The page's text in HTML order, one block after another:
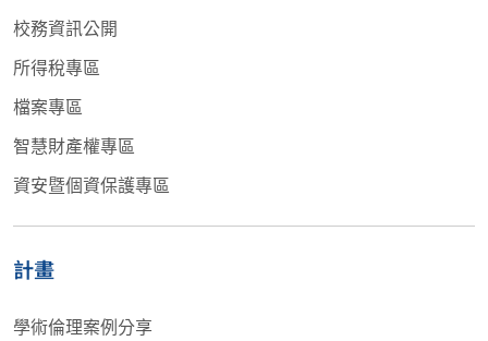
校務資訊公開
所得稅專區
檔案專區
智慧財產權專區
資安暨個資保護專區
計畫
學術倫理案例分享